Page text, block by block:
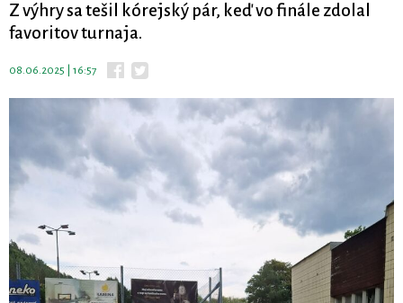
Z výhry sa tešil kórejský pár, keď vo finále zdolal
favoritov turnaja.
08.06.2025 | 16:57